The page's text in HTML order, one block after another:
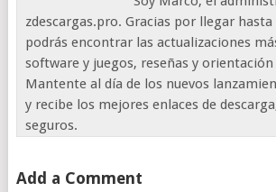
zdescargas.pro. Gracias por llegar hasta
podrás encontrar las actualizaciones
software y juegos, reseñas y
Mantente al día de los nuevos
y recibe los mejores enlaces de
seguros.
Add a Comment